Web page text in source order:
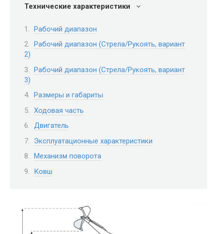
Технические характеристики
Рабочий диапазон
Рабочий диапазон (Стрела/Рукоять, вариант
2)
Рабочий диапазон (Стрела/Рукоять, вариант
3)
Размеры и габариты
Ходовая часть
Двигатель
Эксплуатационные характеристики
Механизм поворота
Ковш